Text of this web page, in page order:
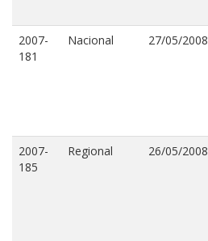
2007-
181
Nacional 27/05/2008
2007-
185
Regional 26/05/2008